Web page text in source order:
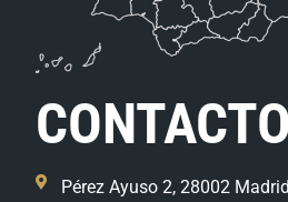
CONTACTO
Pérez Ayuso 2, 28002 Madrid